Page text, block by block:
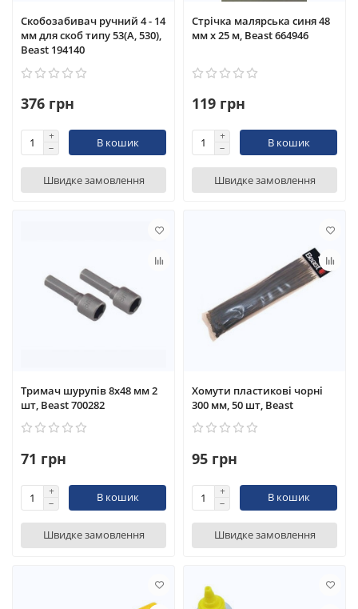
Скобозабивач ручний 4 - 14
мм для скоб типу 53(А, 530),
Beast 194140
376 грн
В кошик
Швидке замовлення
Стрічка малярська синя 48
мм x 25 м, Beast 664946
119 грн
В кошик
Швидке замовлення
Тримач шурупів 8x48 мм 2
шт, Beast 700282
71 грн
В кошик
Швидке замовлення
Хомути пластикові чорні
300 мм, 50 шт, Beast
95 грн
В кошик
Швидке замовлення